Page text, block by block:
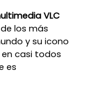
VLC
los más
y su icono
casi todos
es